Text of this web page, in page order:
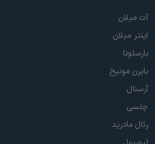
آث میلان
اینتر میلان
بارسلونا
بایرن مونیخ
آرسنال
چلسی
رئال مادرید